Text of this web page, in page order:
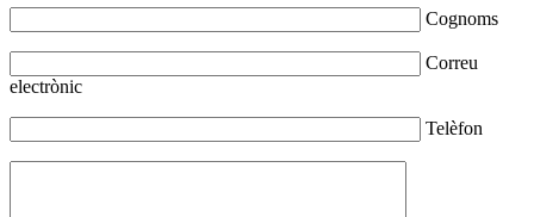
Cognoms
Correu
electrònic
Telèfon